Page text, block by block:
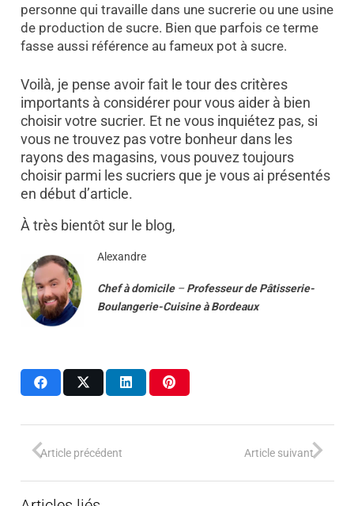
personne qui travaille dans une sucrerie ou une usine
de production de sucre. Bien que parfois ce terme
fasse aussi référence au fameux pot à sucre.
Voilà, je pense avoir fait le tour des critères
importants à considérer pour vous aider à bien
choisir votre sucrier. Et ne vous inquiétez pas, si
vous ne trouvez pas votre bonheur dans les
rayons des magasins, vous pouvez toujours
choisir parmi les sucriers que je vous ai présentés
en début d’article.
À très bientôt sur le blog,
Alexandre
Chef à domicile–Professeur de Pâtisserie-
Boulangerie-Cuisine à Bordeaux
Article précédent Article suivant